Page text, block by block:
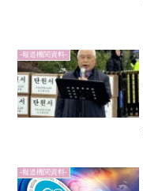
-報道機関資料-
-報道機関資料-